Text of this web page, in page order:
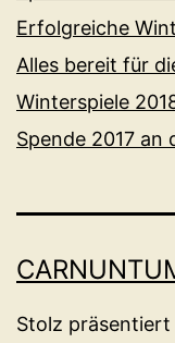
Erfolgreiche
Alles bereit für
Winterspiele
Spende 2017 an
Stolz präsentiert